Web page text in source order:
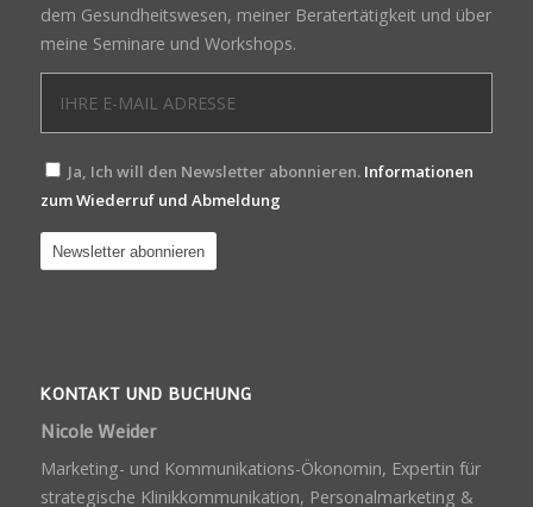
dem Gesundheitswesen, meiner Beratertätigkeit und über
meine Seminare und Workshops.
Ja, Ich will den Newsletter abonnieren. Informationen
zum Wiederruf und Abmeldung
KONTAKT UND BUCHUNG
Nicole Weider
Marketing- und Kommunikations-Ökonomin, Expertin für
strategische Klinikkommunikation, Personalmarketing &